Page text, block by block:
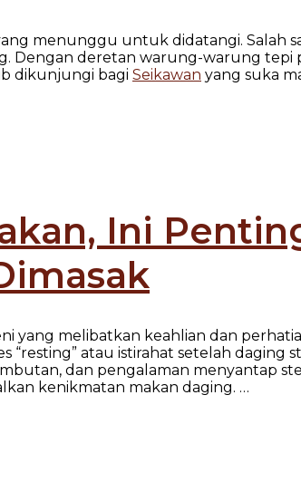
menunggu untuk didatangi. Salah
Dengan deretan warung-warung tepi
dikunjungi bagi Seikawan yang suka
Ini
yang melibatkan keahlian dan
atau istirahat setelah daging
dan pengalaman menyantap
kenikmatan makan daging. …